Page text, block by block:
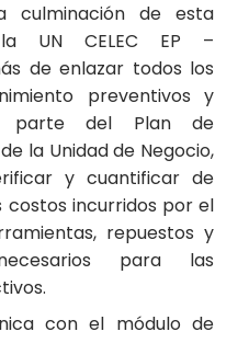
de esta
UN CELEC EP –
de enlazar todos los
preventivos y
parte del Plan de
la Unidad de Negocio,
y cuantificar de
incurridos por el
repuestos y
para las
con el módulo de